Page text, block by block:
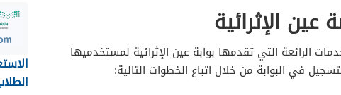
الإثرائية
الرائعة التي تقدمها بوابة عين الإثرائية لمستخدميها
في البوابة من خلال اتباع الخطوات التالية: